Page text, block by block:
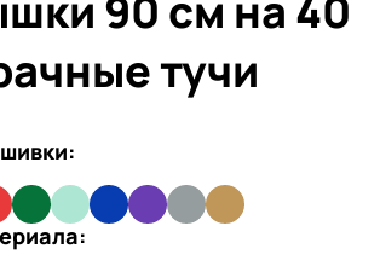
тучи